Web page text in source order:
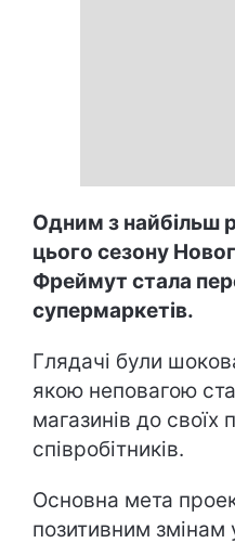
Одним з найбільш
цього сезону
Фреймут стала
супермаркетів.
Глядачі були
якою неповагою
магазинів до своїх
співробітників.
Основна мета
позитивним